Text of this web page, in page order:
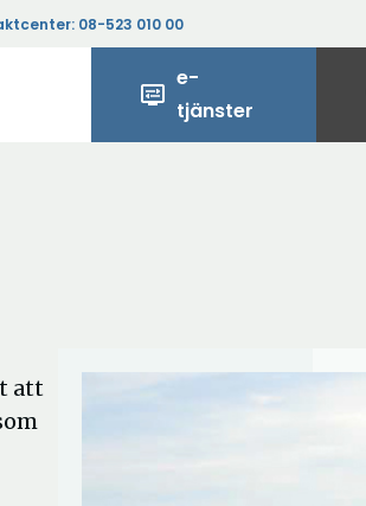
08-523 010 00
display_settings
e-
tjänster
att